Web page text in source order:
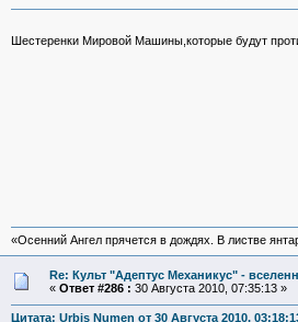
Шестеренки Мировой Машины,которые будут
«Осенний Ангел прячется в дождях. В листве
Re: Культ "Адептус Механикус" -
« Ответ #286 : 30 Августа 2010, 07:35:13 »
Цитата: Urbis Numen от 30 Августа 2010,